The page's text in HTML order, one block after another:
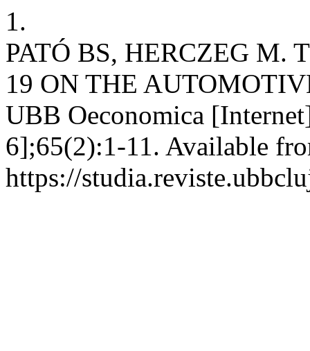
1.
PATÓ BS, HERCZEG M.
19 ON THE
UBB Oeconomica
6];65(2):1-11. Available
https://